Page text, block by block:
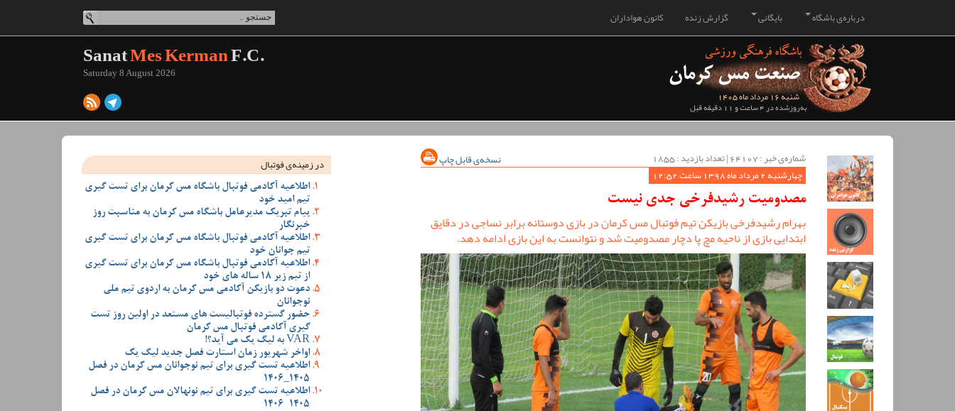
کانون هواداران گزارش زنده بایگانی درباره‌ی باشگاه
شنبه 16 مرداد ماه 1405
به‌روزشده در 4 ساعت و 11 دقیقه قبل
SanatMes KermanF.C.
Saturday 8 August 2026
شماره‌ی خبر : ‌64107 | تعداد بازدید : 1855
نسخه‌ی قابل چاپ
چهارشنبه 2 مرداد ماه 1398 ساعت 12:52
مصدومیت رشیدفرخی جدی نیست
بهرام رشیدفرخی بازیکن تیم فوتبال مس کرمان در بازی دوستانه برابر نساجی در دقایق
ابتدایی بازی از ناحیه مچ پا دچار مصدومیت شد و نتوانست به این بازی ادامه دهد.
در زمینه‌ی فوتبال
اطلاعیه آکادمی فوتبال باشگاه مس کرمان برای تست گیری
تیم امید خود
پیام تبریک مدیرعامل باشگاه مس کرمان به مناسبت روز
خبرنگار
اطلاعیه آکادمی فوتبال باشگاه مس کرمان برای تست گیری
تیم جوانان خود
اطلاعیه آکادمی فوتبال باشگاه مس کرمان برای تست گیری
از تیم زیر 18 ساله های خود
دعوت دو بازیکن آکادمی مس کرمان به اردوی تیم ملی
نوجوانان
حضور گسترده فوتبالیست های مستعد در اولین روز تست
گیری آکادمی فوتبال مس کرمان
VAR به لیگ یک می آید؟!
اواخر شهریور زمان استارت فصل جدید لیگ یک
اطلاعیه تست گیری برای تیم نوجوانان مس کرمان در فصل
1405_1406
اطلاعیه تست گیری برای تیم نونهالان مس کرمان در فصل
1405-1406